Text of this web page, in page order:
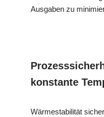
Ausgaben zu
konstante
Wärmestabilität